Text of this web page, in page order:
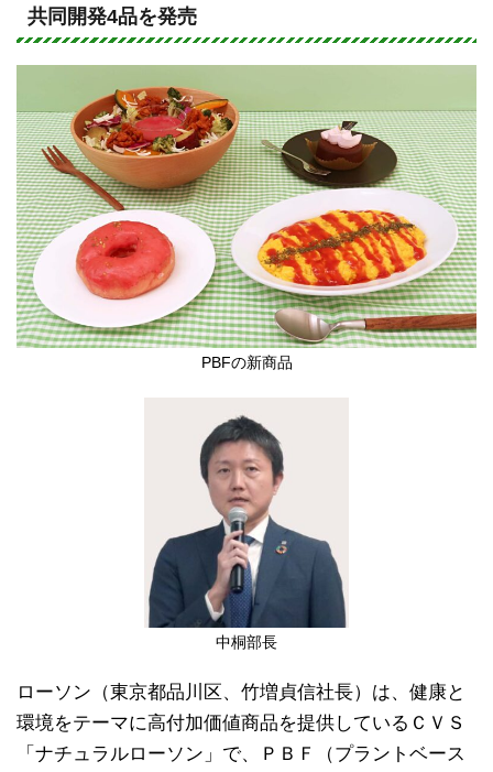
e
c
e
b
o
o
k
共同開発4品を発売
PBFの新商品
中桐部長
ローソン（東京都品川区、竹増貞信社長）は、健康と
環境をテーマに高付加価値商品を提供しているＣＶＳ
「ナチュラルローソン」で、ＰＢＦ（プラントベース